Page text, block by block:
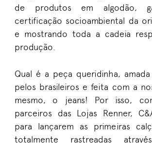
de produtos em algodão,
certificação socioambiental da
e mostrando toda a cadeia
produção.
Qual é a peça queridinha,
pelos brasileiros e feita com a
mesmo, o jeans! Por isso,
parceiros das Lojas Renner,
para lançarem as primeiras
totalmente rastreadas